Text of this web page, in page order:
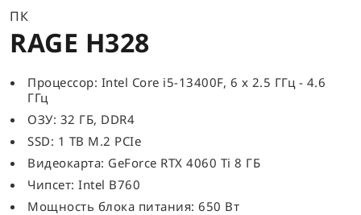
ПК
RAGE H328
Процессор: Intel Core i5-13400F, 6 x 2.5 ГГц - 4.6
ГГц
ОЗУ: 32 ГБ, DDR4
SSD: 1 TB M.2 PCIe
Видеокарта: GeForce RTX 4060 Ti 8 ГБ
Чипсет: Intel B760
Мощность блока питания: 650 Вт